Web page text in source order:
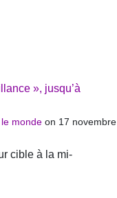
», jusqu’à
mondeon 17 novembre
cible à la mi-